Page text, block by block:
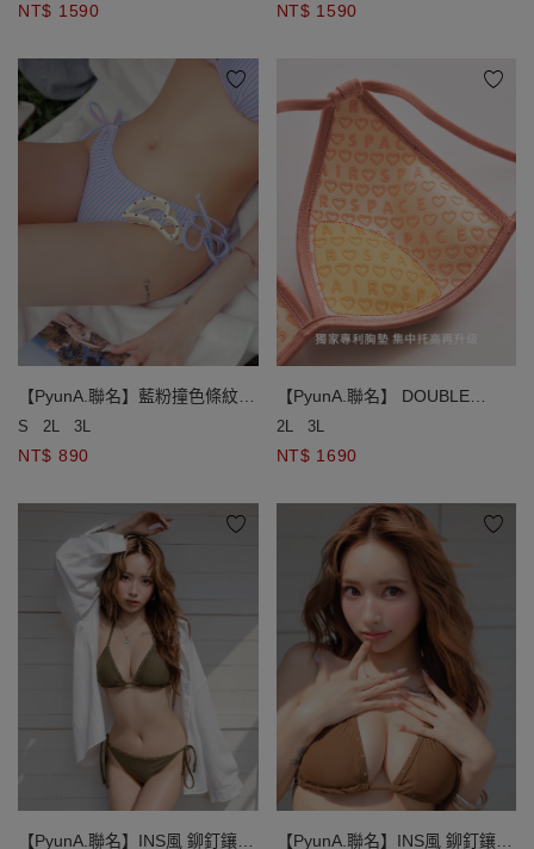
NT$ 1590 NT$ 1590
【PyunA.聯名】藍粉撞色條紋側
綁帶低腰泳褲
S 2L 3L
NT$ 890
【PyunA.聯名】 DOUBLE
PUSH終極美波條紋雙綁比基尼
2L 3L
NT$ 1690
【PyunA.聯名】INS風 鉚釘鑲邊 【PyunA.聯名】INS風 鉚釘鑲邊